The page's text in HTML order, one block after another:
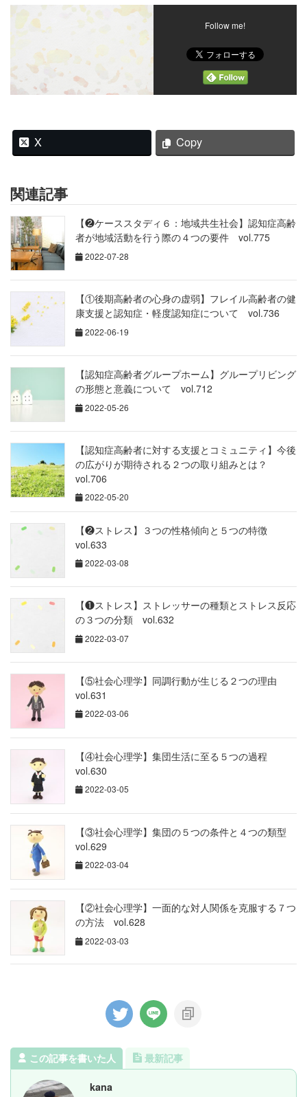
Follow me!
X Copy
関連記事
【❷ケーススタディ６：地域共生社会】認知症高齢
者が地域活動を行う際の４つの要件 vol.775
2022-07-28
【①後期高齢者の心身の虚弱】フレイル高齢者の健
康支援と認知症・軽度認知症について vol.736
2022-06-19
【認知症高齢者グループホーム】グループリビング
の形態と意義について vol.712
2022-05-26
【認知症高齢者に対する支援とコミュニティ】今後
の広がりが期待される２つの取り組みとは？
vol.706
2022-05-20
【❷ストレス】３つの性格傾向と５つの特徴
vol.633
2022-03-08
【❶ストレス】ストレッサーの種類とストレス反応
の３つの分類 vol.632
2022-03-07
【⑤社会心理学】同調行動が生じる２つの理由
vol.631
2022-03-06
【④社会心理学】集団生活に至る５つの過程
vol.630
2022-03-05
【③社会心理学】集団の５つの条件と４つの類型
vol.629
2022-03-04
【②社会心理学】一面的な対人関係を克服する７つ
の方法 vol.628
2022-03-03
この記事を書いた人 最新記事
kana